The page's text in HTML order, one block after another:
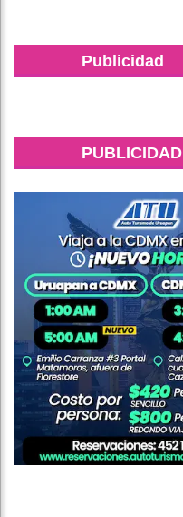
Publicidad
PUBLICIDAD